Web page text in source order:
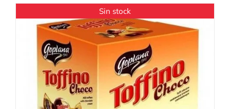
Sin stock